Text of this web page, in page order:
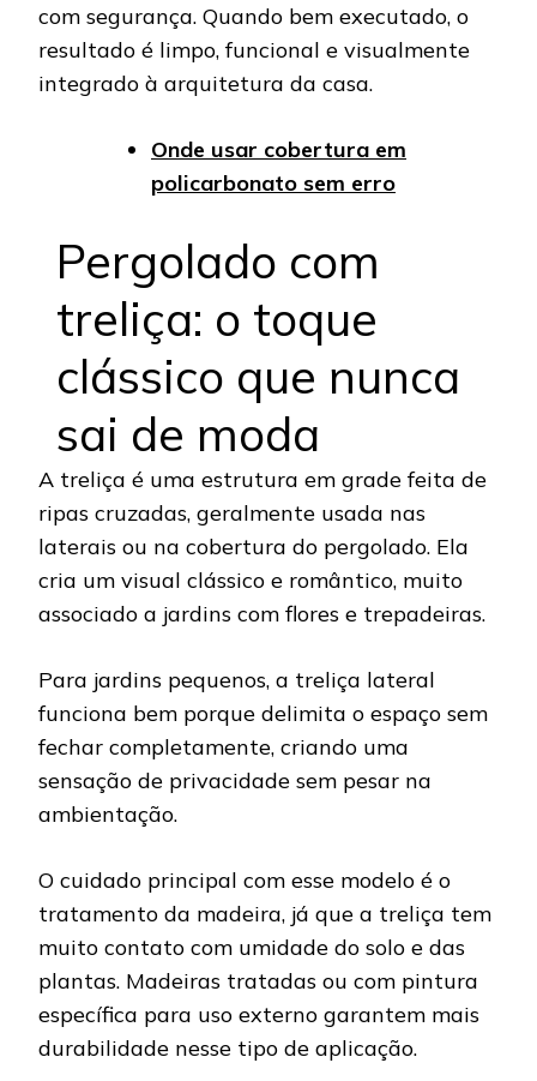
com segurança. Quando bem executado, o
resultado é limpo, funcional e visualmente
integrado à arquitetura da casa.
Onde usar cobertura em
policarbonato sem erro
Pergolado com
treliça: o toque
clássico que nunca
sai de moda
A treliça é uma estrutura em grade feita de
ripas cruzadas, geralmente usada nas
laterais ou na cobertura do pergolado. Ela
cria um visual clássico e romântico, muito
associado a jardins com flores e trepadeiras.
Para jardins pequenos, a treliça lateral
funciona bem porque delimita o espaço sem
fechar completamente, criando uma
sensação de privacidade sem pesar na
ambientação.
O cuidado principal com esse modelo é o
tratamento da madeira, já que a treliça tem
muito contato com umidade do solo e das
plantas. Madeiras tratadas ou com pintura
específica para uso externo garantem mais
durabilidade nesse tipo de aplicação.